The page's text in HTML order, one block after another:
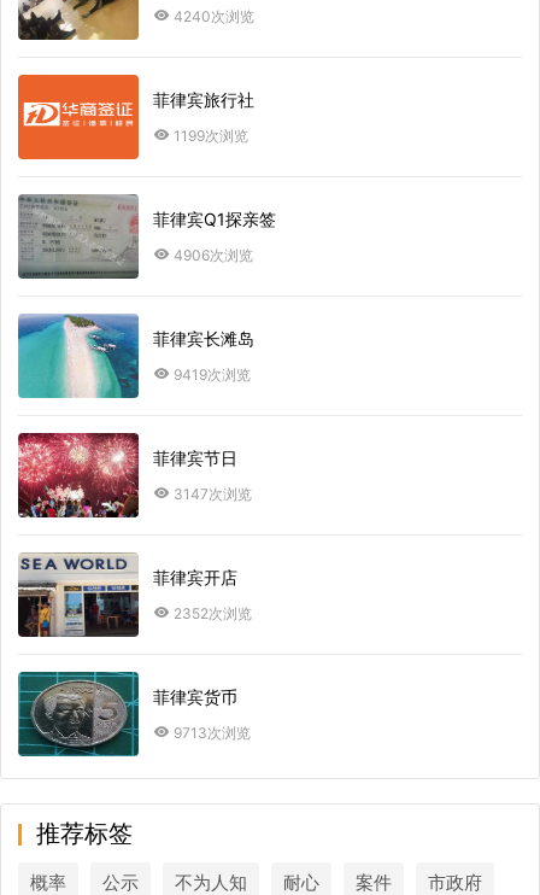
4240次浏览
菲律宾旅行社
1199次浏览
菲律宾Q1探亲签
4906次浏览
菲律宾长滩岛
9419次浏览
菲律宾节日
3147次浏览
菲律宾开店
2352次浏览
菲律宾货币
9713次浏览
推荐标签
概率 公示 不为人知 耐心 案件 市政府